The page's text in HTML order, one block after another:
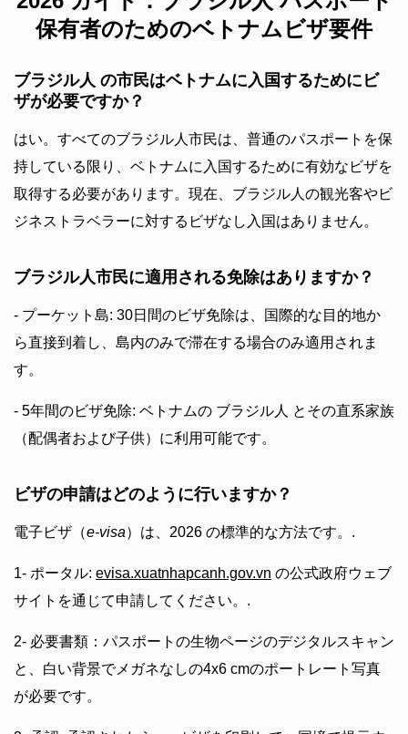
保有者のためのベトナムビザ要件
ブラジル人 の市民はベトナムに入国するためにビ
ザが必要ですか？
はい。すべてのブラジル人市民は、普通のパスポートを保
持している限り、ベトナムに入国するために有効なビザを
取得する必要があります。現在、ブラジル人の観光客やビ
ジネストラベラーに対するビザなし入国はありません。
ブラジル人市民に適用される免除はありますか？
- プーケット島: 30日間のビザ免除は、国際的な目的地か
ら直接到着し、島内のみで滞在する場合のみ適用されま
す。
- 5年間のビザ免除: ベトナムの ブラジル人 とその直系家族
（配偶者および子供）に利用可能です。
ビザの申請はどのように行いますか？
電子ビザ（e-visa）は、2026 の標準的な方法です。.
1- ポータル: evisa.xuatnhapcanh.gov.vn の公式政府ウェブ
サイトを通じて申請してください。.
2- 必要書類：パスポートの生物ページのデジタルスキャン
と、白い背景でメガネなしの4x6 cmのポートレート写真
が必要です。